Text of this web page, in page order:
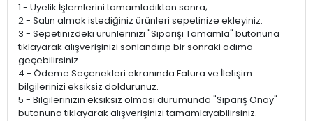
1 - Üyelik İşlemlerini tamamladıktan sonra;
2 - Satın almak istediğiniz ürünleri sepetinize ekleyiniz.
3 - Sepetinizdeki ürünlerinizi "Siparişi Tamamla" butonuna
tıklayarak alışverişinizi sonlandırıp bir sonraki adıma
geçebilirsiniz.
4 - Ödeme Seçenekleri ekranında Fatura ve İletişim
bilgilerinizi eksiksiz doldurunuz.
5 - Bilgilerinizin eksiksiz olması durumunda "Sipariş Onay"
butonuna tıklayarak alışverişinizi tamamlayabilirsiniz.